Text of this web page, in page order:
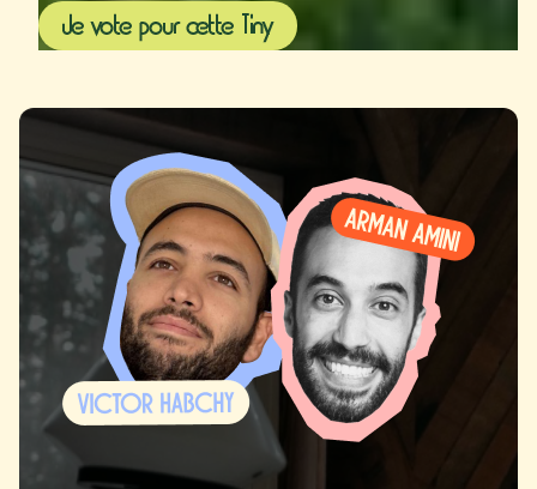
Je vote pour cette Tiny